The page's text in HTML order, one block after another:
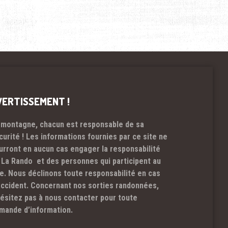
!
montagne, chacun est responsable de sa
! Les informations fournies par ce site ne
en aucun cas engager la responsabilité
Rando et des personnes qui participent au
Nous déclinons toute responsabilité en cas
Concernant nos sorties randonnées,
pas à nous contacter pour toute
d’information.